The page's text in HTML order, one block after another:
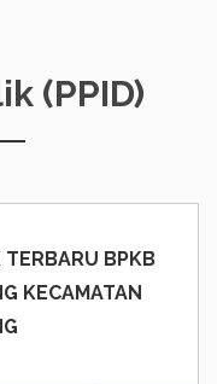
(PPID)
TERBARU BPKB
KECAMATAN